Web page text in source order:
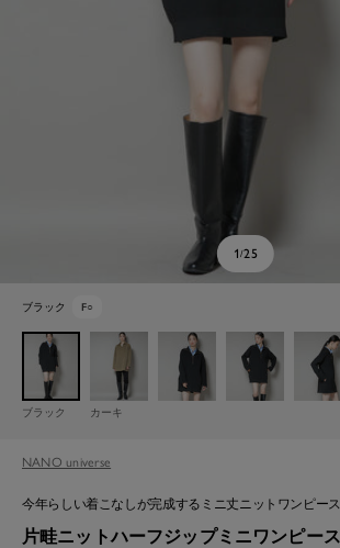
1/25
ブラック F○
ブラック
カーキ
NANO universe
今年らしい着こなしが完成するミニ丈ニットワンピース
片畦ニットハーフジップミニワンピース